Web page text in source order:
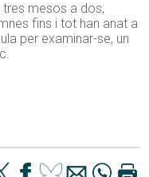
mesos a dos,
fins i tot han anat a
per examinar-se, un